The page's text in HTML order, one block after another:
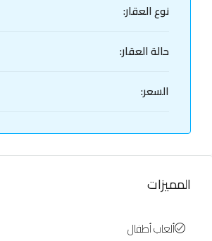
نوع العقار:
حالة العقار:
السعر:
المميزات
ألعاب أطفال